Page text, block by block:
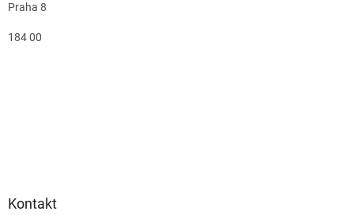
Praha 8
184 00
Kontakt